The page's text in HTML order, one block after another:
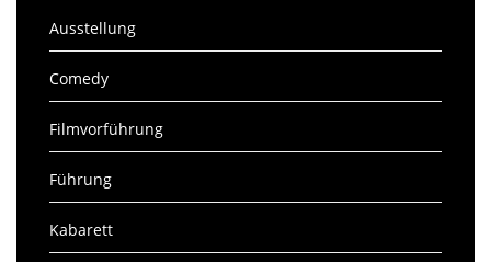
Ausstellung
Comedy
Filmvorführung
Führung
Kabarett